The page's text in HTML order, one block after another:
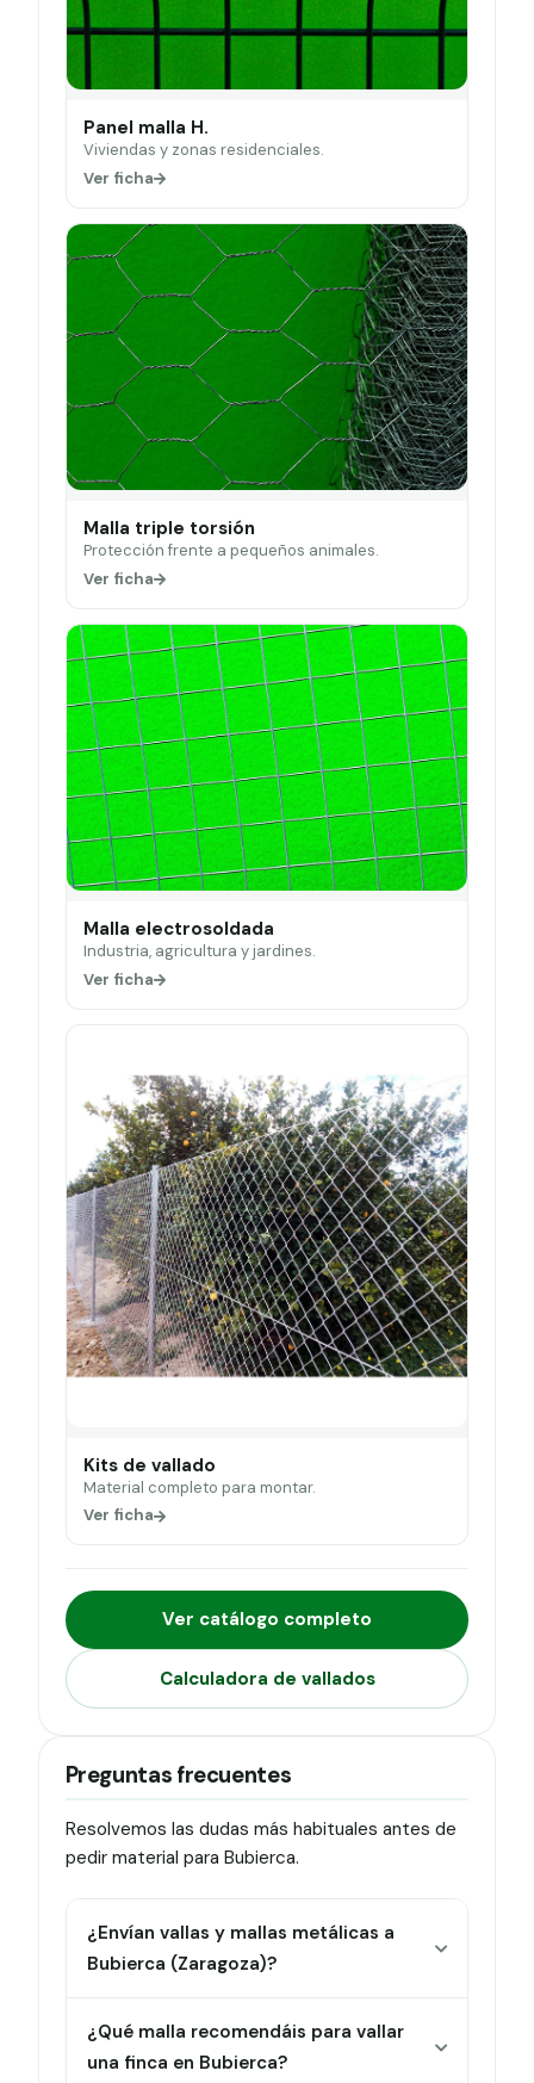
Panel malla H.
Viviendas y zonas residenciales.
Ver ficha
Malla triple torsión
Protección frente a pequeños animales.
Ver ficha
Malla electrosoldada
Industria, agricultura y jardines.
Ver ficha
Kits de vallado
Material completo para montar.
Ver ficha
Ver catálogo completo
Calculadora de vallados
Preguntas frecuentes
Resolvemos las dudas más habituales antes de
pedir material para Bubierca.
¿Envían vallas y mallas metálicas a
Bubierca (Zaragoza)?
¿Qué malla recomendáis para vallar
una finca en Bubierca?